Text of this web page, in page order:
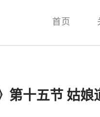
首页
第十五节 姑